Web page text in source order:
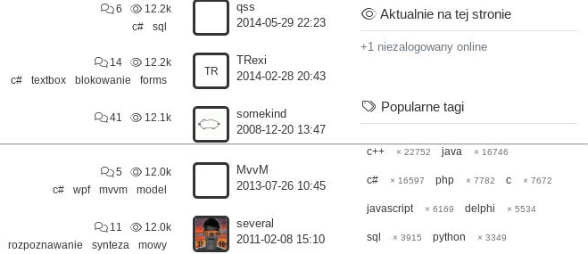
6 12.2k
c# sql
qss
2014-05-29 22:23
14 12.2k
c# textbox blokowanie forms
TR
TRexi
2014-02-28 20:43
41 12.1k
somekind
2008-12-20 13:47
5 12.0k
c# wpf mvvm model
MvvM
2013-07-26 10:45
11 12.0k
rozpoznawanie synteza mowy
several
2011-02-08 15:10
Aktualnie na tej stronie
+1 niezalogowany online
Popularne tagi
c++ × 22752 java × 16746
c# × 16597 php × 7782 c × 7672
javascript × 6169 delphi × 5534
sql × 3915 python × 3349